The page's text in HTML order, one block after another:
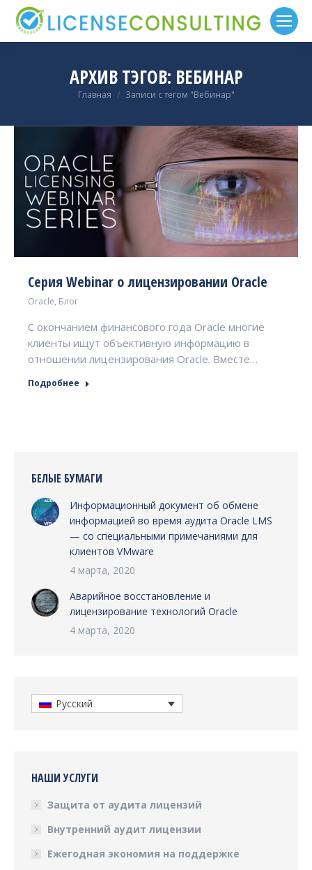
АРХИВ ТЭГОВ: ВЕБИНАР
Вы здесь:
Главная Записи с тегом "Вебинар"
Серия Webinar о лицензировании Oracle
Oracle, Блог
С окончанием финансового года Oracle многие
клиенты ищут объективную информацию в
отношении лицензирования Oracle. Вместе…
Подробнее
БЕЛЫЕ БУМАГИ
Информационный документ об обмене
информацией во время аудита Oracle LMS
— со специальными примечаниями для
клиентов VMware
4 марта, 2020
Аварийное восстановление и
лицензирование технологий Oracle
4 марта, 2020
Русский
НАШИ УСЛУГИ
Защита от аудита лицензий
Внутренний аудит лицензии
Ежегодная экономия на поддержке